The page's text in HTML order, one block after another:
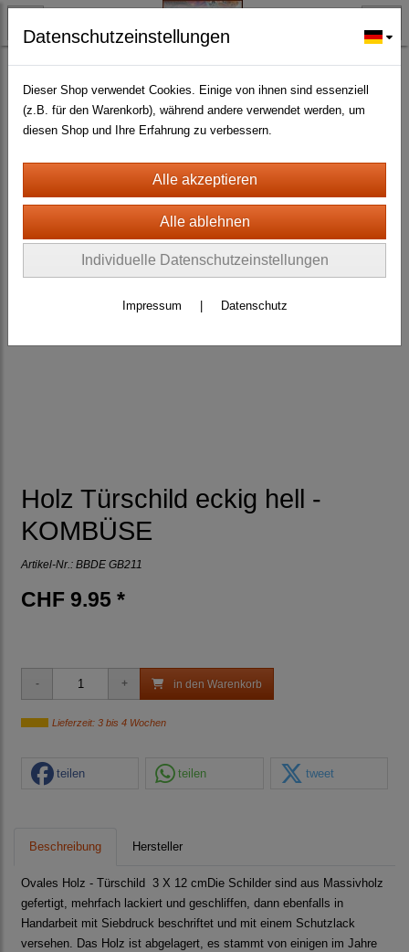
BLECH- + HOLZSCHILDER-MAGNETE
HOLZSCHILDER ALLER ART UND GRÖSSE(145)
Holz Türschild eckig hell -
KOMBÜSE
Artikel-Nr.: BBDE GB211
CHF 9.95 *
in den Warenkorb
Lieferzeit: 3 bis 4 Wochen
teilen teilen tweet
Beschreibung Hersteller
Ovales Holz - Türschild 3 X 12 cmDie Schilder sind aus Massivholz
gefertigt, mehrfach lackiert und geschliffen, dann ebenfalls in
Handarbeit mit Siebdruck beschriftet und mit einem Schutzlack
versehen. Das Holz ist abgelagert, es stammt von einigen im Jahre
Datenschutzeinstellungen
Dieser Shop verwendet Cookies. Einige von ihnen sind essenziell
(z.B. für den Warenkorb), während andere verwendet werden, um
diesen Shop und Ihre Erfahrung zu verbessern.
Individuelle Datenschutzeinstellungen
Impressum Datenschutz